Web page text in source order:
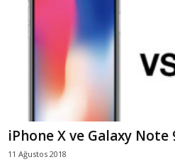
iPhone X ve Galaxy Note
11 Ağustos 2018